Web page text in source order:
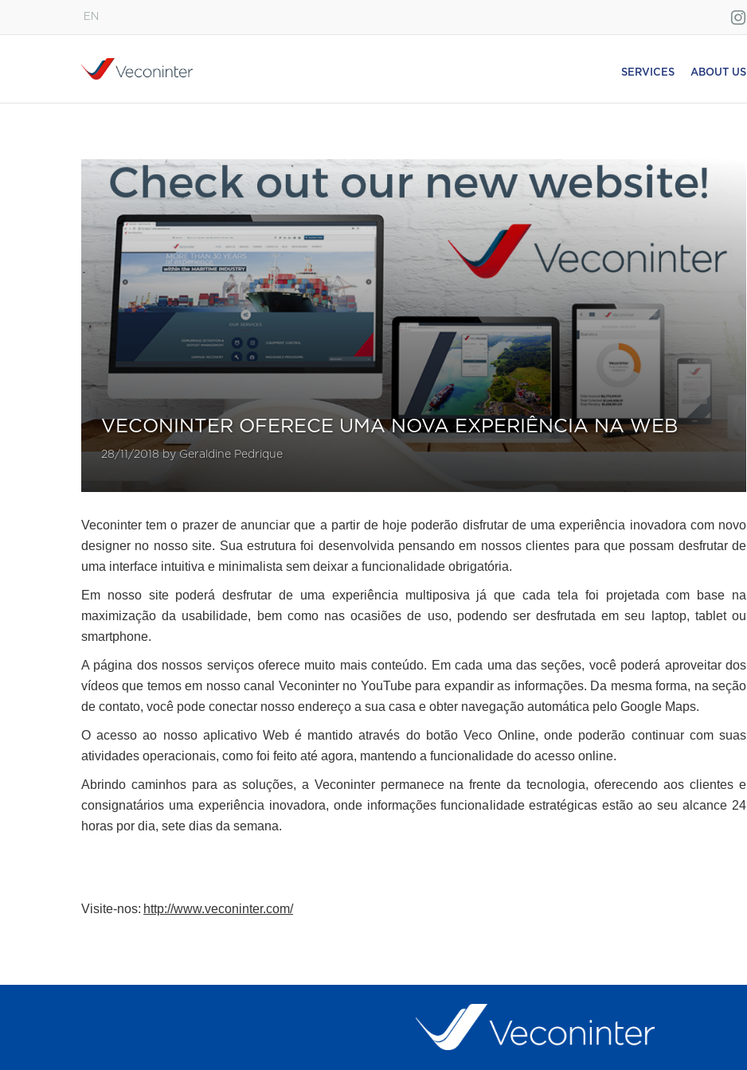
EN
Español SERVICES ABOUT US
VECONINTER OFERECE UMA NOVA EXPERIÊNCIA NA WEB
28/11/2018 by Geraldine Pedrique
Veconinter tem o prazer de anunciar que a partir de hoje poderão disfrutar de uma experiência inovadora com novo
designer no nosso site. Sua estrutura foi desenvolvida pensando em nossos clientes para que possam desfrutar de
uma interface intuitiva e minimalista sem deixar a funcionalidade obrigatória.
Em nosso site poderá desfrutar de uma experiência multiposiva já que cada tela foi projetada com base na
maximização da usabilidade, bem como nas ocasiões de uso, podendo ser desfrutada em seu
laptop, tablet ou
smartphone.
A página dos nossos serviços oferece muito mais conteúdo. Em cada uma das seções, você poderá aproveitar dos
vídeos que temos em nosso canal Veconinter no YouTube para expandir as informações. Da mesma forma, na seção
de contato, você pode conectar nosso endereço a sua casa e obter navegação automática pelo Google Maps.
O acesso ao nosso aplicativo Web é mantido através do botão Veco Online, onde poderão continuar com suas
atividades operacionais, como foi feito até agora, mantendo a funcionalidade do acesso online.
Abrindo caminhos para as soluções, a Veconinter permanece na frente da tecnologia, oferecendo aos clientes e
consignatários uma experiência inovadora, onde informações funcionalidade estratégicas estão ao seu alcance 24
horas por dia, sete dias da semana.
Visite-nos: http://www.veconinter.com/